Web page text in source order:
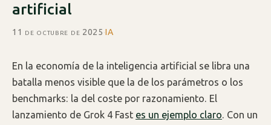
artificial
11 de octubre de 2025·IA
En la economía de la inteligencia artificial se libra una
batalla menos visible que la de los parámetros o los
benchmarks: la del coste por razonamiento. El
lanzamiento de Grok 4 Fast es un ejemplo claro. Con un